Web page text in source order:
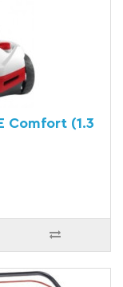
Comfort (1.3